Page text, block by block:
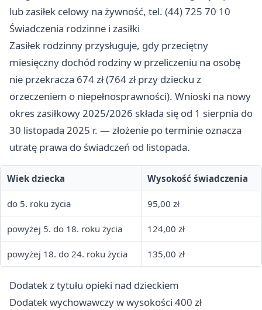
lub zasiłek celowy na żywność, tel. (44) 725 70 10
Świadczenia rodzinne i zasiłki
Zasiłek rodzinny przysługuje, gdy przeciętny
miesięczny dochód rodziny w przeliczeniu na osobę
nie przekracza 674 zł (764 zł przy dziecku z
orzeczeniem o niepełnosprawności). Wnioski na nowy
okres zasiłkowy 2025/2026 składa się od 1 sierpnia do
30 listopada 2025 r. — złożenie po terminie oznacza
utratę prawa do świadczeń od listopada.
Wiek dziecka Wysokość świadczenia
do 5. roku życia 95,00 zł
powyżej 5. do 18. roku życia 124,00 zł
powyżej 18. do 24. roku życia 135,00 zł
Dodatek z tytułu opieki nad dzieckiem
Dodatek wychowawczy w wysokości 400 zł